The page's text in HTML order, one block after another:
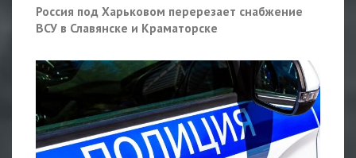
Россия под Харьковом перерезает снабжение
ВСУ в Славянске и Краматорске